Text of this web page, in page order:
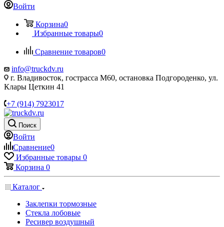
Войти
Корзина0
Избранные товары0
Сравнение товаров0
info@truckdv.ru
г. Владивосток, гострасса М60, остановка Подгороденко, ул.
Клары Цеткин 41
+7 (914) 7923017
Поиск
Войти
Сравнение0
Избранные товары 0
Корзина 0
Каталог
Заклепки тормозные
Стекла лобовые
Ресивер воздушный